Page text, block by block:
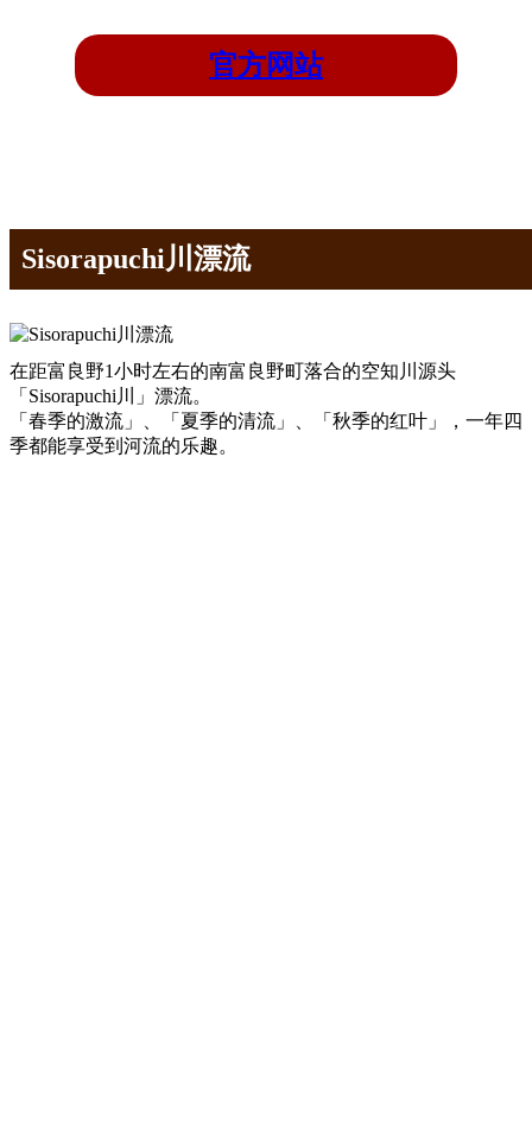
官方网站
Sisorapuchi川漂流
在距富良野1小时左右的南富良野町落合的空知川源头
「Sisorapuchi川」漂流。
「春季的激流」、「夏季的清流」、「秋季的红叶」，一年四
季都能享受到河流的乐趣。